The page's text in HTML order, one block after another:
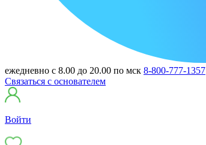
ежедневно с 8.00 до 20.00 по мск 8-800-777-1357
Связаться с основателем
Войти